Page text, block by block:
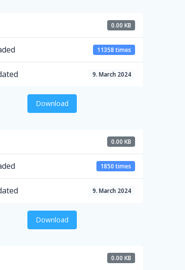
0.00 KB
11358 times
9. March 2024
Download
0.00 KB
1850 times
9. March 2024
Download
0.00 KB